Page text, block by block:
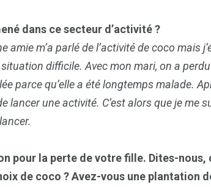
dans ce secteur d’activité ?
amie m’a parlé de l’activité de coco mais
difficile. Avec mon mari, on a
parce qu’elle a été longtemps malade.
lancer une activité. C’est alors que je me
pour la perte de votre fille. Dites-
de coco ? Avez-vous une plantation
1
Wedding
1